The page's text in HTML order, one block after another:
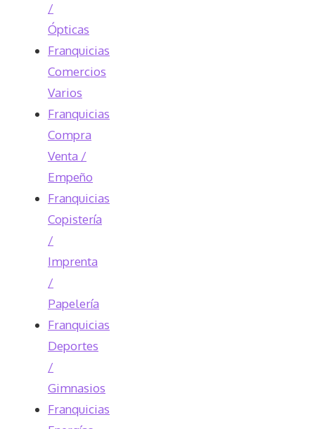
/
Ópticas
Franquicias
Comercios
Varios
Franquicias
Compra
Venta /
Empeño
Franquicias
Copistería
/
Imprenta
/
Papelería
Franquicias
Deportes
/
Gimnasios
Franquicias